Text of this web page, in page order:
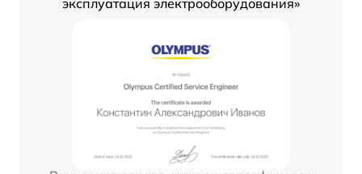
эксплуатация электрооборудования»